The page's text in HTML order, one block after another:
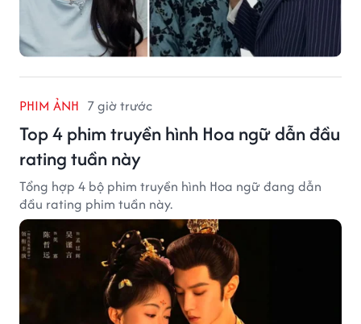
PHIM ẢNH 7 giờ trước
Top 4 phim truyền hình Hoa ngữ dẫn đầu
rating tuần này
Tổng hợp 4 bộ phim truyền hình Hoa ngữ đang dẫn
đầu rating phim tuần này.